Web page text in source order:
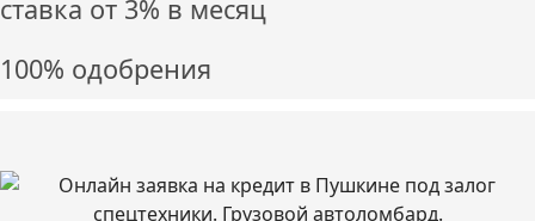
ставка от 3% в месяц
100% одобрения